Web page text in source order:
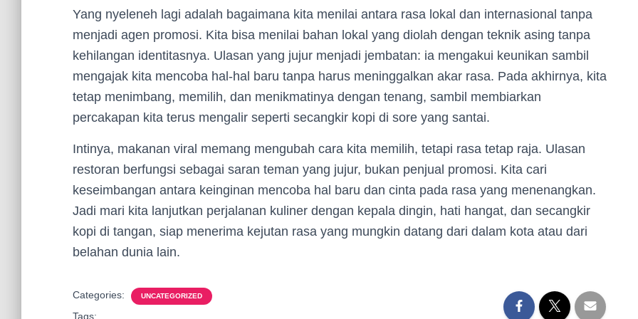
Yang nyeleneh lagi adalah bagaimana kita menilai antara rasa lokal dan internasional tanpa
menjadi agen promosi. Kita bisa menilai bahan lokal yang diolah dengan teknik asing tanpa
kehilangan identitasnya. Ulasan yang jujur menjadi jembatan: ia mengakui keunikan sambil
mengajak kita mencoba hal-hal baru tanpa harus meninggalkan akar rasa. Pada akhirnya, kita
tetap menimbang, memilih, dan menikmatinya dengan tenang, sambil membiarkan
percakapan kita terus mengalir seperti secangkir kopi di sore yang santai.
Intinya, makanan viral memang mengubah cara kita memilih, tetapi rasa tetap raja. Ulasan
restoran berfungsi sebagai saran teman yang jujur, bukan penjual promosi. Kita cari
keseimbangan antara keinginan mencoba hal baru dan cinta pada rasa yang menenangkan.
Jadi mari kita lanjutkan perjalanan kuliner dengan kepala dingin, hati hangat, dan secangkir
kopi di tangan, siap menerima kejutan rasa yang mungkin datang dari dalam kota atau dari
belahan dunia lain.
Categories: UNCATEGORIZED
Tags: